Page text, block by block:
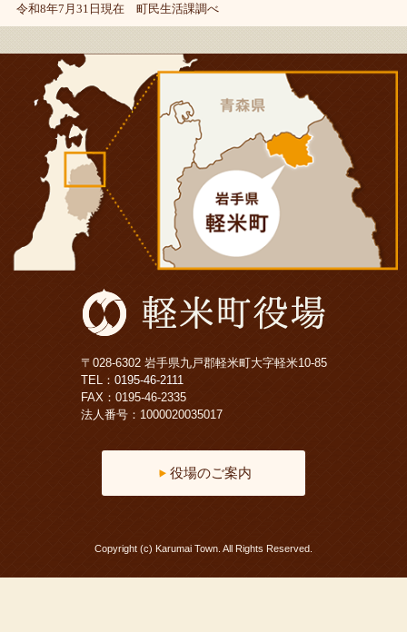
令和8年7月31日現在 町民生活課調べ
〒028-6302 岩手県九戸郡軽米町大字軽米10-85
TEL： 0195-46-2111
FAX：0195-46-2335
法人番号：1000020035017
役場のご案内
Copyright (c) Karumai Town. All Rights Reserved.